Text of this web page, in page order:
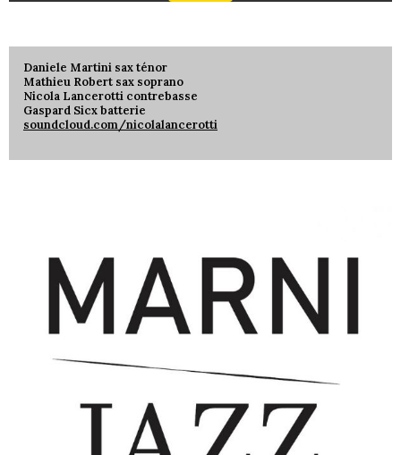
Daniele Martini sax ténor
Mathieu Robert sax soprano
Nicola Lancerotti contrebasse
Gaspard Sicx batterie
soundcloud.com/nicolalancerotti